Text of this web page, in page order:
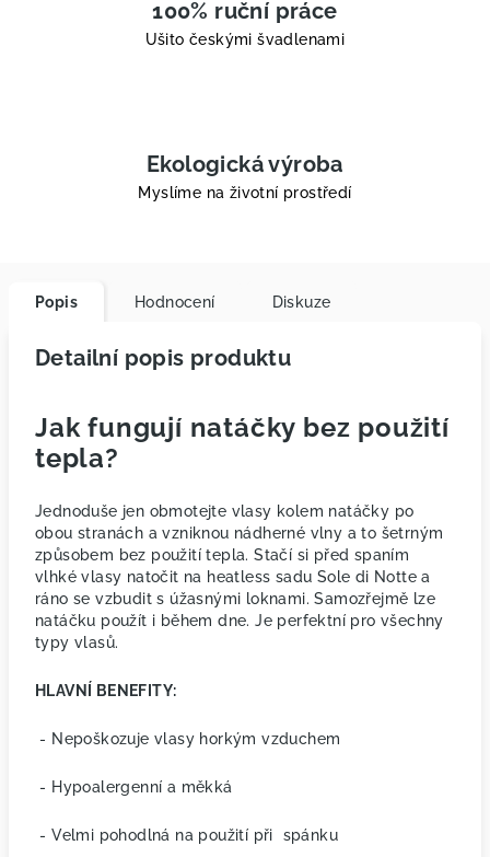
100% ruční práce
Ušito českými švadlenami
Ekologická výroba
Myslíme na životní prostředí
Popis Hodnocení Diskuze
Detailní popis produktu
Jak fungují natáčky bez použití
tepla?
Jednoduše jen obmotejte vlasy kolem natáčky po
obou stranách a vzniknou nádherné vlny a to šetrným
způsobem bez použití tepla. Stačí si před spaním
vlhké vlasy natočit na heatless sadu Sole di Notte a
ráno se vzbudit s úžasnými loknami. Samozřejmě lze
natáčku použít i během dne. Je perfektní pro všechny
typy vlasů.
HLAVNÍ BENEFITY:
- Nepoškozuje vlasy horkým vzduchem
- Hypoalergenní a měkká
- Velmi pohodlná na použití při spánku